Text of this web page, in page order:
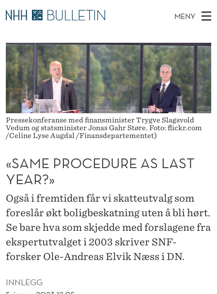
S
A
M
E
P
R
O
E
U
R
E
A
S
MENY
O
V
E
D
M
E
N
Ø
N
E
S
E
D
E
T
Stipendiater og nye forskerprofiler
Disputaser
Ekspertutvalg
Om Bulletin
Pressekonferanse med finansminister Trygve Slagsvold
Vedum og statsminister Jonas Gahr Støre. Foto: flickr.com
/Celine Lyse Augdal /Finansdepartementet)
INNLEGG
«SAME PROCEDURE AS LAST
YEAR?»
Også i fremtiden får vi skatteutvalg som
foreslår økt boligbeskatning uten å bli hørt.
Se bare hva som skjedde med forslagene fra
ekspertutvalget i 2003 skriver SNF-
forsker Ole-Andreas Elvik Næss i DN.